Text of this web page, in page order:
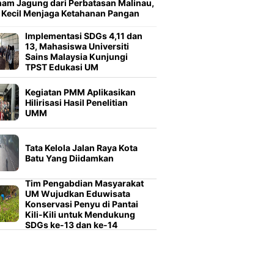
Jagung dari Perbatasan Malinau,
Menjaga Ketahanan Pangan
Implementasi SDGs 4,11 dan
13, Mahasiswa Universiti
Sains Malaysia Kunjungi
TPST Edukasi UM
Kegiatan PMM Aplikasikan
Hilirisasi Hasil Penelitian
UMM
Tata Kelola Jalan Raya Kota
Batu Yang Diidamkan
Tim Pengabdian Masyarakat
UM Wujudkan Eduwisata
Konservasi Penyu di Pantai
Kili-Kili untuk Mendukung
SDGs ke-13 dan ke-14